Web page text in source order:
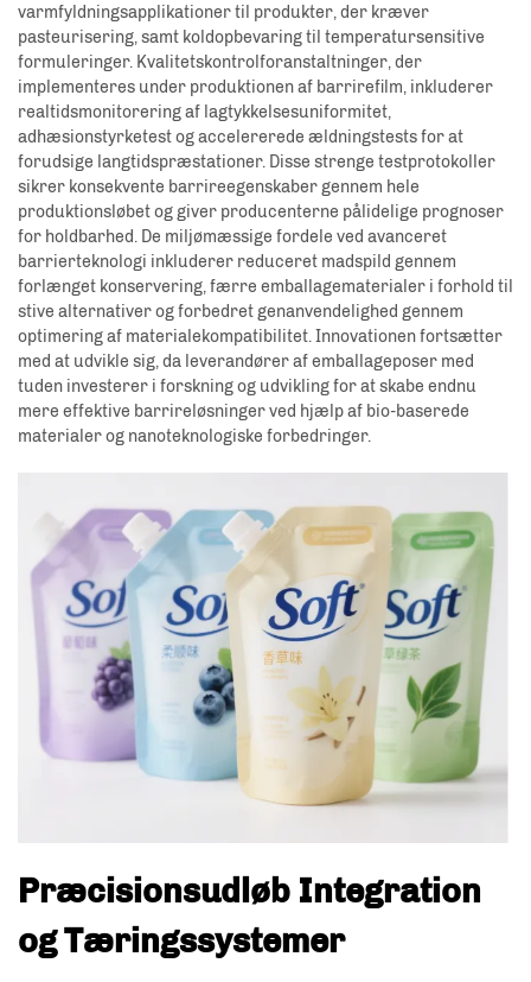
varmfyldningsapplikationer til produkter, der kræver
pasteurisering, samt koldopbevaring til temperatursensitive
formuleringer. Kvalitetskontrolforanstaltninger, der
implementeres under produktionen af barrirefilm, inkluderer
realtidsmonitorering af lagtykkelsesuniformitet,
adhæsionstyrketest og accelererede ældningstests for at
forudsige langtidspræstationer. Disse strenge testprotokoller
sikrer konsekvente barrireegenskaber gennem hele
produktionsløbet og giver producenterne pålidelige prognoser
for holdbarhed. De miljømæssige fordele ved avanceret
barrierteknologi inkluderer reduceret madspild gennem
forlænget konservering, færre emballagematerialer i forhold til
stive alternativer og forbedret genanvendelighed gennem
optimering af materialekompatibilitet. Innovationen fortsætter
med at udvikle sig, da leverandører af emballageposer med
tuden investerer i forskning og udvikling for at skabe endnu
mere effektive barrireløsninger ved hjælp af bio-baserede
materialer og nanoteknologiske forbedringer.
Præcisionsudløb Integration
og Tæringssystemer